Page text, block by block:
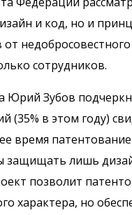
и код, но и
сотрудников.
Юрий Зубов
(35% в этом году)
время
защищать лишь
позволит
характера, но